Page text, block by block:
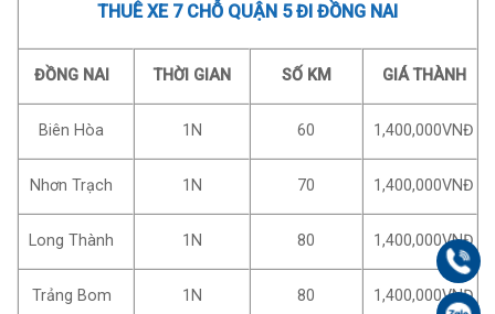
THUÊ XE 7 CHỖ QUẬN 5 ĐI ĐỒNG NAI
ĐỒNG NAI THỜI GIAN SỐ KM GIÁ THÀNH
Biên Hòa 1N 60 1,400,000VNĐ
Nhơn Trạch 1N 70 1,400,000VNĐ
Long Thành 1N 80 1,400,000VNĐ
Trảng Bom 1N 80 1,400,000VNĐ